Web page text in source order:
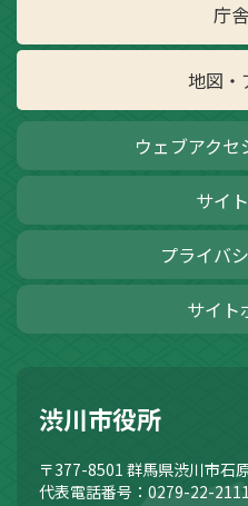
庁
地図・
ウェブアク
サイ
プライバ
サイト
渋川市役所
〒377-8501 群馬県渋川市石
代表電話番号：0279-22-